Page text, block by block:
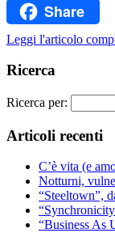
Email Share
Leggi l'articolo
Ricerca
Ricerca per:
Articoli recenti
C’è vita (e
Notturni,
“Steeltown”,
“Business As